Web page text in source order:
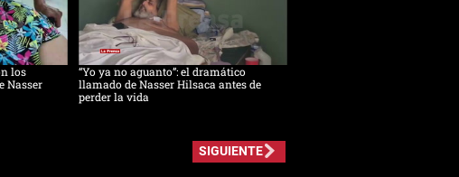
los
Nasser
“Yo ya no aguanto”: el dramático
llamado de Nasser Hilsaca antes de
perder la vida
SIGUIENTE